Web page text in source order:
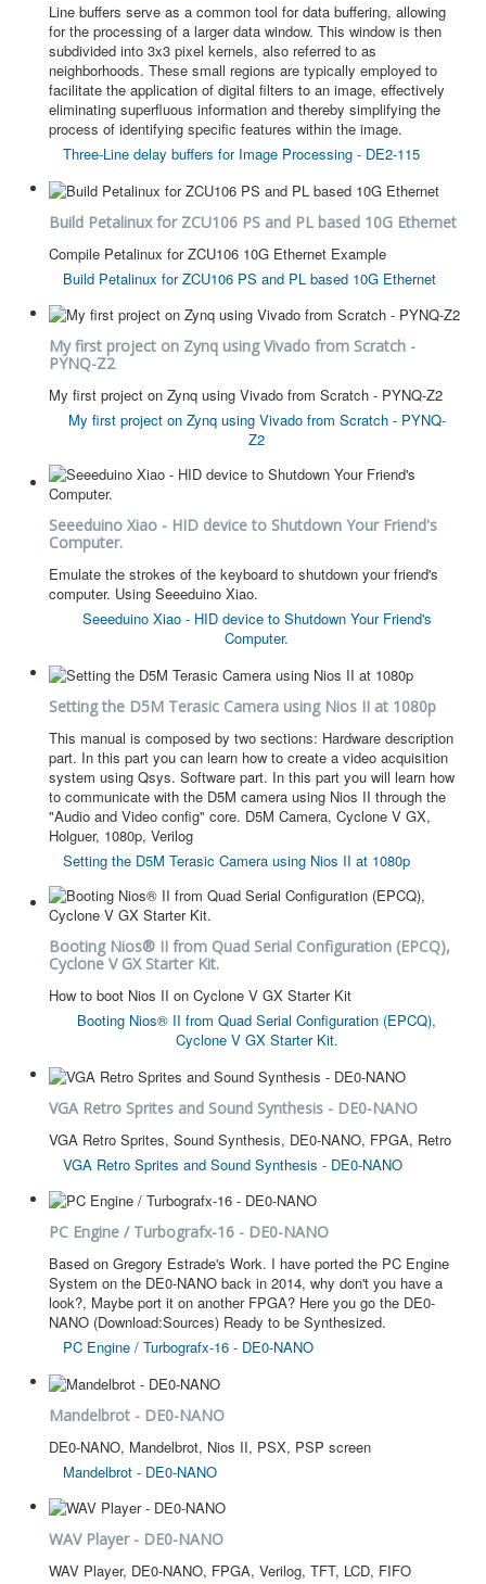
Line buffers serve as a common tool for data buffering, allowing
for the processing of a larger data window. This window is then
subdivided into 3x3 pixel kernels, also referred to as
neighborhoods. These small regions are typically employed to
facilitate the application of digital filters to an image, effectively
eliminating superfluous information and thereby simplifying the
process of identifying specific features within the image.
Three-Line delay buffers for Image Processing - DE2-115
Build Petalinux for ZCU106 PS and PL based 10G Ethernet
Compile Petalinux for ZCU106 10G Ethernet Example
Build Petalinux for ZCU106 PS and PL based 10G Ethernet
My first project on Zynq using Vivado from Scratch -
PYNQ-Z2
My first project on Zynq using Vivado from Scratch - PYNQ-Z2
My first project on Zynq using Vivado from Scratch - PYNQ-
Z2
Seeeduino Xiao - HID device to Shutdown Your Friend's
Computer.
Emulate the strokes of the keyboard to shutdown your friend's
computer. Using Seeeduino Xiao.
Seeeduino Xiao - HID device to Shutdown Your Friend's
Computer.
Setting the D5M Terasic Camera using Nios II at 1080p
This manual is composed by two sections: Hardware description
part. In this part you can learn how to create a video acquisition
system using Qsys. Software part. In this part you will learn how
to communicate with the D5M camera using Nios II through the
"Audio and Video config" core. D5M Camera, Cyclone V GX,
Holguer, 1080p, Verilog
Setting the D5M Terasic Camera using Nios II at 1080p
Booting Nios® II from Quad Serial Configuration (EPCQ),
Cyclone V GX Starter Kit.
How to boot Nios II on Cyclone V GX Starter Kit
Booting Nios® II from Quad Serial Configuration (EPCQ),
Cyclone V GX Starter Kit.
VGA Retro Sprites and Sound Synthesis - DE0-NANO
VGA Retro Sprites, Sound Synthesis, DE0-NANO, FPGA, Retro
VGA Retro Sprites and Sound Synthesis - DE0-NANO
PC Engine / Turbografx-16 - DE0-NANO
Based on Gregory Estrade's Work. I have ported the PC Engine
System on the DE0-NANO back in 2014, why don't you have a
look?, Maybe port it on another FPGA? Here you go the DE0-
NANO (Download:Sources) Ready to be Synthesized.
PC Engine / Turbografx-16 - DE0-NANO
Mandelbrot - DE0-NANO
DE0-NANO, Mandelbrot, Nios II, PSX, PSP screen
Mandelbrot - DE0-NANO
WAV Player - DE0-NANO
WAV Player, DE0-NANO, FPGA, Verilog, TFT, LCD, FIFO